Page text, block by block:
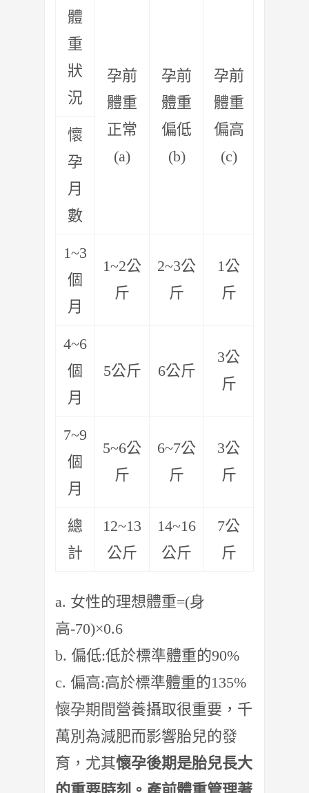
體
重
狀
況
孕前
體重
正常
(a)
孕前
體重
偏低
(b)
孕前
體重
偏高
(c)
懷
孕
月
數
1~3
個
月
1~2公
斤
2~3公
斤
1公
斤
4~6
個
月
5公斤 6公斤
3公
斤
7~9
個
月
5~6公
斤
6~7公
斤
3公
斤
總
計
12~13
公斤
14~16
公斤
7公
斤
a. 女性的理想體重=(身
高-70)×0.6
b. 偏低:低於標準體重的90%
c. 偏高:高於標準體重的135%
懷孕期間營養攝取很重要，千
萬別為減肥而影響胎兒的發
育，尤其懷孕後期是胎兒長大